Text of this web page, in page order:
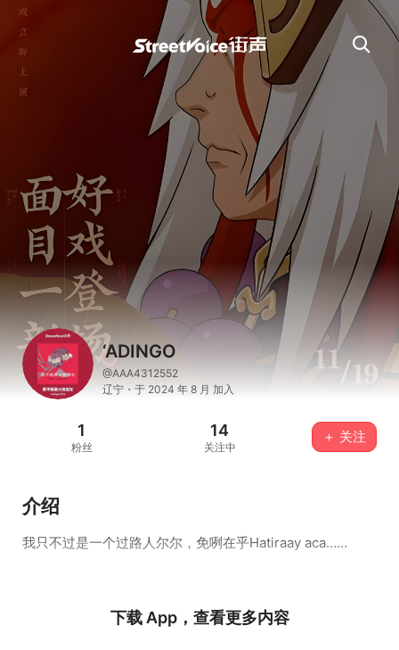
‘ADINGO
@AAA4312552
辽宁・于 2024 年 8 月 加入
1
粉丝
14
关注中
＋ 关注
介绍
我只不过是一个过路人尔尔，免咧在乎Hatiraay aca……
下载 App，查看更多内容